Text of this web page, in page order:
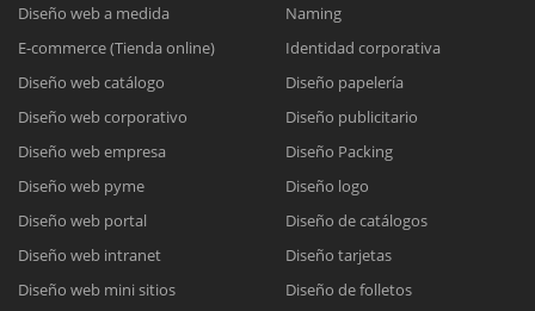
Diseño web a medida
E-commerce (Tienda online)
Diseño web catálogo
Diseño web corporativo
Diseño web empresa
Diseño web pyme
Diseño web portal
Diseño web intranet
Diseño web mini sitios
Naming
Identidad corporativa
Diseño papelería
Diseño publicitario
Diseño Packing
Diseño logo
Diseño de catálogos
Diseño tarjetas
Diseño de folletos